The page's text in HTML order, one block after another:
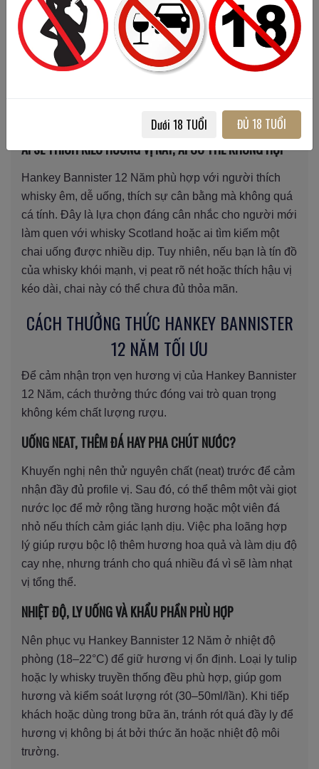
Hậu vị của Hankey Bannister 12 Năm ở mức trung
bình, không kéo dài quá lâu nhưng đủ để lại cảm giác
ấm áp, sạch sẽ và hơi ngọt thanh ở cuống họng. Một
chút gỗ sồi và gia vị nhẹ lưu lại sau khi nuốt, không
không đòi hỏi khẩu vị quá “hardcore”.
AI SẼ THÍCH KIỂU HƯƠNG VỊ NÀY, AI CÓ THỂ KHÔNG HỢP
Hankey Bannister 12 Năm phù hợp với người thích
whisky êm, dễ uống, thích sự cân bằng mà không quá
cá tính. Đây là lựa chọn đáng cân nhắc cho người mới
làm quen với whisky Scotland hoặc ai tìm kiếm một
chai uống được nhiều dịp. Tuy nhiên, nếu bạn là tín đồ
của whisky khói mạnh, vị peat rõ nét hoặc thích hậu vị
kéo dài, chai này có thể chưa đủ thỏa mãn.
CÁCH THƯỞNG THỨC HANKEY BANNISTER
12 NĂM TỐI ƯU
Để cảm nhận trọn vẹn hương vị của Hankey Bannister
12 Năm, cách thưởng thức đóng vai trò quan trọng
không kém chất lượng rượu.
UỐNG NEAT, THÊM ĐÁ HAY PHA CHÚT NƯỚC?
Khuyến nghị nên thử nguyên chất (neat) trước để cảm
nhận đầy đủ profile vị. Sau đó, có thể thêm một vài giọt
nước lọc để mở rộng tầng hương hoặc một viên đá
nhỏ nếu thích cảm giác lạnh dịu. Việc pha loãng hợp
lý giúp rượu bộc lộ thêm hương hoa quả và làm dịu độ
cay nhẹ, nhưng tránh cho quá nhiều đá vì sẽ làm nhạt
vị tổng thể.
NHIỆT ĐỘ, LY UỐNG VÀ KHẨU PHẦN PHÙ HỢP
Nên phục vụ Hankey Bannister 12 Năm ở nhiệt độ
phòng (18–22°C) để giữ hương vị ổn định. Loại ly tulip
hoặc ly whisky truyền thống đều phù hợp, giúp gom
hương và kiểm soát lượng rót (30–50ml/lần). Khi tiếp
khách hoặc dùng trong bữa ăn, tránh rót quá đầy ly để
hương vị không bị át bởi thức ăn hoặc nhiệt độ môi
trường.
Dưới 18 TUỔI ĐỦ 18 TUỔI